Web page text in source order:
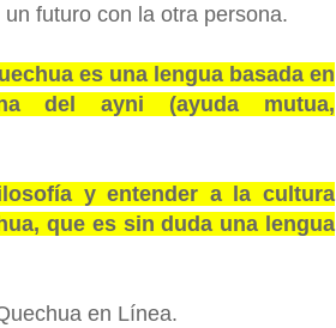
futuro con la otra persona.
es una lengua basada en
del ayni (ayuda mutua,
y entender a la cultura
que es sin duda una lengua
en Línea.